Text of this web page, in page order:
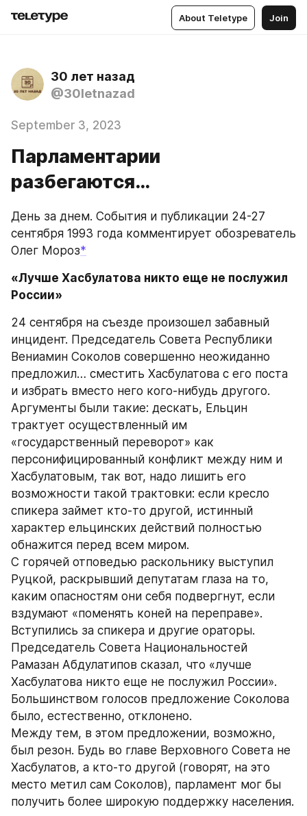
About Teletype Join
30 лет назад
@30letnazad
September 3, 2023
Парламентарии
разбегаются…
День за днем. События и публикации 24-27
сентября 1993 года комментирует обозреватель
Олег Мороз*
«Лучше Хасбулатова никто еще не послужил
России»
24 сентября на съезде произошел забавный
инцидент. Председатель Совета Республики
Вениамин Соколов совершенно неожиданно
предложил… сместить Хасбулатова с его поста
и избрать вместо него кого-нибудь другого.
Аргументы были такие: дескать, Ельцин
трактует осуществленный им
«государственный переворот» как
персонифицированный конфликт между ним и
Хасбулатовым, так вот, надо лишить его
возможности такой трактовки: если кресло
спикера займет кто-то другой, истинный
характер ельцинских действий полностью
обнажится перед всем миром.
С горячей отповедью раскольнику выступил
Руцкой, раскрывший депутатам глаза на то,
каким опасностям они себя подвергнут, если
вздумают «поменять коней на переправе».
Вступились за спикера и другие ораторы.
Председатель Совета Национальностей
Рамазан Абдулатипов сказал, что «лучше
Хасбулатова никто еще не послужил России».
Большинством голосов предложение Соколова
было, естественно, отклонено.
Между тем, в этом предложении, возможно,
был резон. Будь во главе Верховного Совета не
Хасбулатов, а кто-то другой (говорят, на это
место метил сам Соколов), парламент мог бы
получить более широкую поддержку населения.